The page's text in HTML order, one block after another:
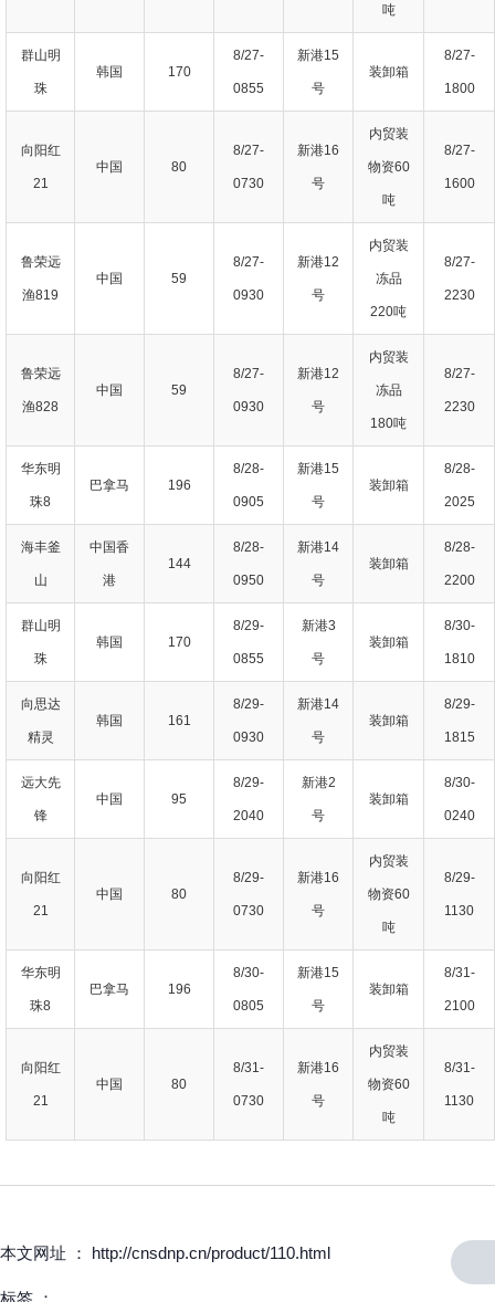
吨
群山明
珠
韩国 170
8/27-
0855
新港15
号
装卸箱
8/27-
1800
向阳红
21
中国 80
8/27-
0730
新港16
号
内贸装
物资60
吨
8/27-
1600
鲁荣远
渔819
中国 59
8/27-
0930
新港12
号
内贸装
冻品
220吨
8/27-
2230
鲁荣远
渔828
中国 59
8/27-
0930
新港12
号
内贸装
冻品
180吨
8/27-
2230
华东明
珠8
巴拿马 196
8/28-
0905
新港15
号
装卸箱
8/28-
2025
海丰釜
山
中国香
港
144
8/28-
0950
新港14
号
装卸箱
8/28-
2200
群山明
珠
韩国 170
8/29-
0855
新港3
号
装卸箱
8/30-
1810
向思达
精灵
韩国 161
8/29-
0930
新港14
号
装卸箱
8/29-
1815
远大先
锋
中国 95
8/29-
2040
新港2
号
装卸箱
8/30-
0240
向阳红
21
中国 80
8/29-
0730
新港16
号
内贸装
物资60
吨
8/29-
1130
华东明
珠8
巴拿马 196
8/30-
0805
新港15
号
装卸箱
8/31-
2100
向阳红
21
中国 80
8/31-
0730
新港16
号
内贸装
物资60
吨
8/31-
1130
本文网址 ： http://cnsdnp.cn/product/110.html
标签 ：